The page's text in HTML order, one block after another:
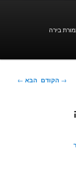
בירה
ניווט
→ הקודם הבא ←